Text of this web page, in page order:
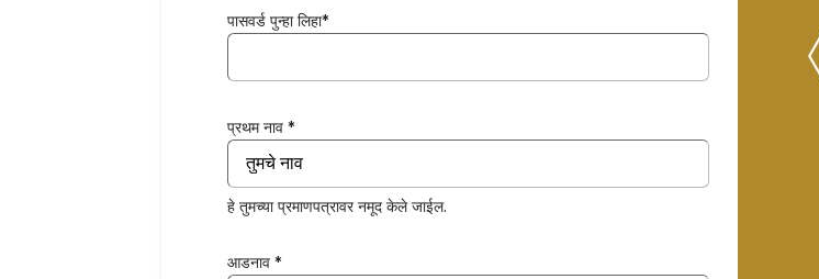
पासवर्ड पुन्हा लिहा*
प्रथम नाव *
हे तुमच्या प्रमाणपत्रावर नमूद केले जाईल.
आडनाव *